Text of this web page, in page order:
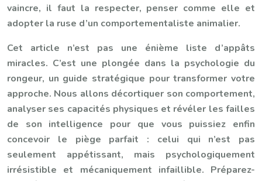
vaincre, il faut la respecter, penser comme elle et
adopter la ruse d’un comportementaliste animalier.
Cet article n’est pas une énième liste d’appâts
miracles. C’est une plongée dans la psychologie du
rongeur, un guide stratégique pour transformer votre
approche. Nous allons décortiquer son comportement,
analyser ses capacités physiques et révéler les failles
de son intelligence pour que vous puissiez enfin
concevoir le piège parfait : celui qui n’est pas
seulement appétissant, mais psychologiquement
irrésistible et mécaniquement infaillible. Préparez-